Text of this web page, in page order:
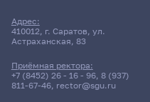
441гр., КНиИТ
Д/о
Адрес:
410012, г. Саратов, ул.
Астраханская, 83
Приёмная ректора:
+7 (8452) 26 - 16 - 96, 8 (937)
811-67-46, rector@sgu.ru